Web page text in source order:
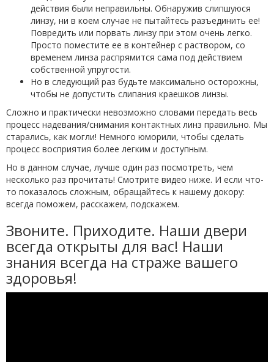
действия были неправильны. Обнаружив слипшуюся
линзу, ни в коем случае не пытайтесь разъединить ее!
Повредить или порвать линзу при этом очень легко.
Просто поместите ее в контейнер с раствором, со
временем линза распрямится сама под действием
собственной упругости.
Но в следующий раз будьте максимально осторожны,
чтобы не допустить слипания краешков линзы.
Сложно и практически невозможно словами передать весь
процесс надевания/снимания контактных линз правильно. Мы
старались, как могли! Немного юморили, чтобы сделать
процесс восприятия более легким и доступным.
Но в данном случае, лучше один раз посмотреть, чем
несколько раз прочитать! Смотрите видео ниже. И если что-
то показалось сложным, обращайтесь к нашему докору:
всегда поможем, расскажем, подскажем.
Звоните. Приходите. Наши двери
всегда открыты для вас! Наши
знания всегда на страже вашего
здоровья!